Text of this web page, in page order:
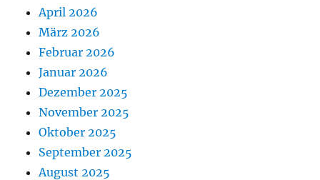
April 2026
März 2026
Februar 2026
Januar 2026
Dezember 2025
November 2025
Oktober 2025
September 2025
August 2025